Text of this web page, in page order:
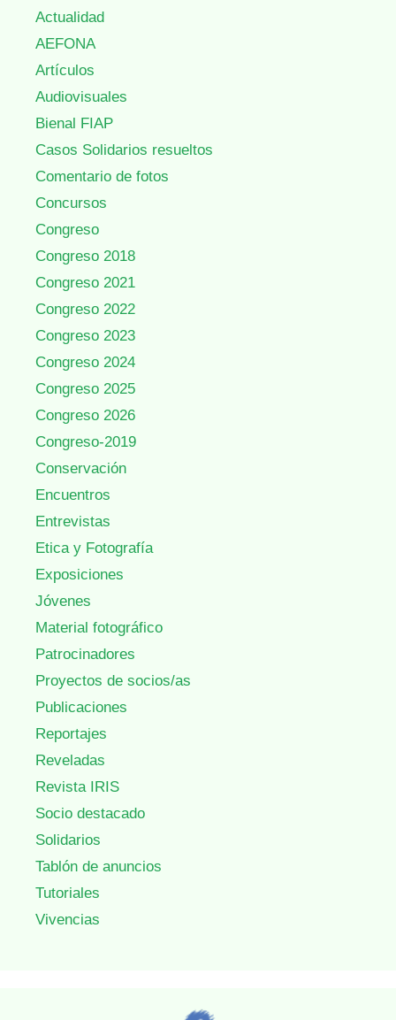
Actualidad
AEFONA
Artículos
Audiovisuales
Bienal FIAP
Casos Solidarios resueltos
Comentario de fotos
Concursos
Congreso
Congreso 2018
Congreso 2021
Congreso 2022
Congreso 2023
Congreso 2024
Congreso 2025
Congreso 2026
Congreso-2019
Conservación
Encuentros
Entrevistas
Etica y Fotografía
Exposiciones
Jóvenes
Material fotográfico
Patrocinadores
Proyectos de socios/as
Publicaciones
Reportajes
Reveladas
Revista IRIS
Socio destacado
Solidarios
Tablón de anuncios
Tutoriales
Vivencias